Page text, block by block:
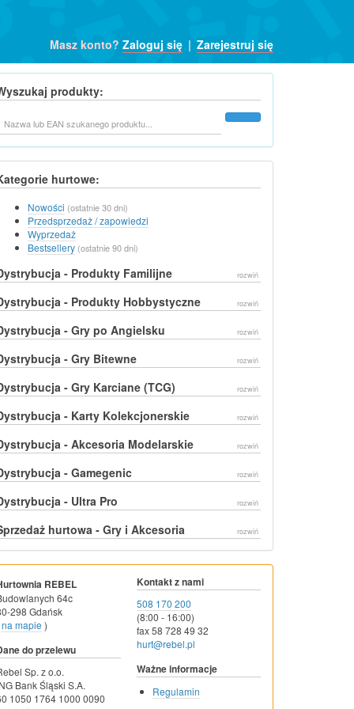
Masz konto? Zaloguj się | Zarejestruj się
produkty:
hurtowe:
Nowości (ostatnie 30 dni)
Przedsprzedaż / zapowiedzi
Wyprzedaż
Bestsellery (ostatnie 90 dni)
- Produkty Familijne rozwiń
- Produkty Hobbystyczne rozwiń
- Gry po Angielsku rozwiń
- Gry Bitewne rozwiń
- Gry Karciane (TCG) rozwiń
- Karty Kolekcjonerskie rozwiń
- Akcesoria Modelarskie rozwiń
- Gamegenic rozwiń
- Ultra Pro rozwiń
hurtowa - Gry i Akcesoria rozwiń
REBEL
64c
298 Gdańsk
na mapie )
do przelewu
Sp. z o.o.
Bank Śląski S.A.
1050 1764 1000 0090
Kontakt z nami
508 170 200
(8:00 - 16:00)
fax 58 728 49 32
hurt@rebel.pl
Ważne informacje
Regulamin